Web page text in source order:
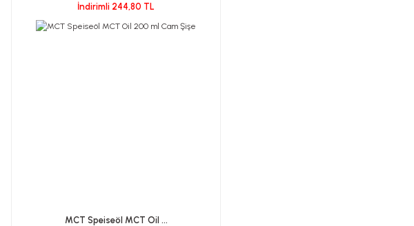
İndirimli 244,80 TL
MCT Speiseöl MCT Oil ...